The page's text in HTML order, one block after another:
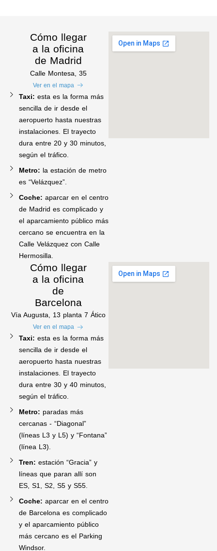
Cómo llegar
a la oficina
de Madrid
Calle Montesa, 35
Ver en el mapa
Taxi: esta es la forma más
sencilla de ir desde el
aeropuerto hasta nuestras
instalaciones. El trayecto
dura entre 20 y 30 minutos,
según el tráfico.
Metro: la estación de metro
es “Velázquez”.
Coche: aparcar en el centro
de Madrid es complicado y
el aparcamiento público más
cercano se encuentra en la
Calle Velázquez con Calle
Hermosilla.
Cómo llegar
a la oficina
de
Barcelona
Vía Augusta, 13 planta 7 Ático
Ver en el mapa
Taxi: esta es la forma más
sencilla de ir desde el
aeropuerto hasta nuestras
instalaciones. El trayecto
dura entre 30 y 40 minutos,
según el tráfico.
Metro: paradas más
cercanas - “Diagonal”
(líneas L3 y L5) y “Fontana”
(línea L3).
Tren: estación “Gracia” y
líneas que paran allí son
ES, S1, S2, S5 y S55.
Coche: aparcar en el centro
de Barcelona es complicado
y el aparcamiento público
más cercano es el Parking
Windsor.